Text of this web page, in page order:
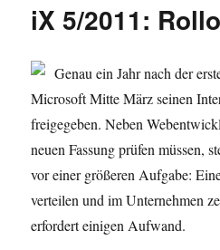
iX 5/2011:
Genau ein Jahr nach der
Microsoft Mitte März seinen
freigegeben. Neben
neuen Fassung prüfen müssen,
vor einer größeren Aufgabe:
verteilen und im Unternehmen
erfordert einigen Aufwand.